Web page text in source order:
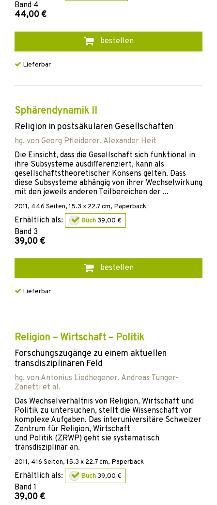
Band 4
44,00 €
bestellen
Lieferbar
Sphärendynamik II
Religion in postsäkularen Gesellschaften
hg. von Georg Pfleiderer, Alexander Heit
Die Einsicht, dass die Gesellschaft sich funktional in
ihre Subsysteme ausdifferenziert, kann als
gesellschaftstheoretischer Konsens gelten. Dass
diese Subsysteme abhängig von ihrer Wechselwirkung
mit den jeweils anderen Teilbereichen der ...
2011, 446 Seiten, 15.3 x 22.7 cm, Paperback
Erhältlich als: Buch39,00 €
Band 3
39,00 €
bestellen
Lieferbar
Religion – Wirtschaft – Politik
Forschungszugänge zu einem aktuellen
transdisziplinären Feld
hg. von Antonius Liedhegener, Andreas Tunger-
Zanetti et al.
Das Wechselverhältnis von Religion, Wirtschaft und
Politik zu untersuchen, stellt die Wissenschaft vor
komplexe Aufgaben. Das interuniversitäre Schweizer
Zentrum für Religion, Wirtschaft
und Politik (ZRWP) geht sie systematisch
transdisziplinär an.
2011, 416 Seiten, 15.3 x 22.7 cm, Paperback
Erhältlich als: Buch39,00 €
Band 1
39,00 €